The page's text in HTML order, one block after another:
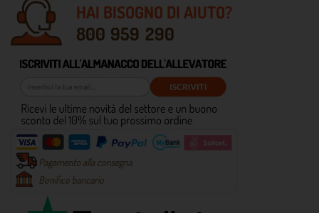
HAI BISOGNO DI AIUTO?
800 959 290